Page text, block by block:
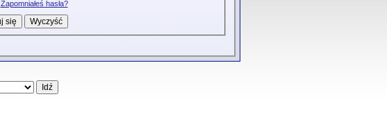
Zapomniałeś hasła?